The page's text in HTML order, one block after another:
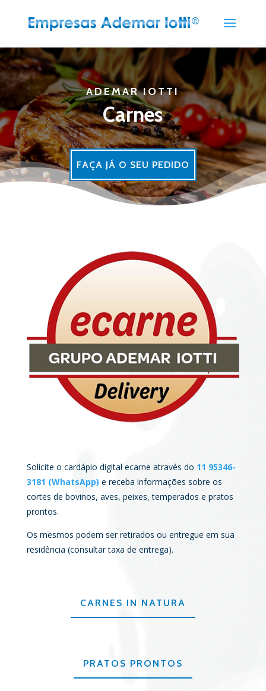
ADEMAR IOTTI
Carnes
FAÇA JÁ O SEU PEDIDO
Solicite o cardápio digital ecarne através do 11 95346-
3181 (WhatsApp) e receba informações sobre os
cortes de bovinos, aves, peixes, temperados e pratos
prontos.
Os mesmos podem ser retirados ou entregue em sua
residência (consultar taxa de entrega).
CARNES IN NATURA
PRATOS PRONTOS